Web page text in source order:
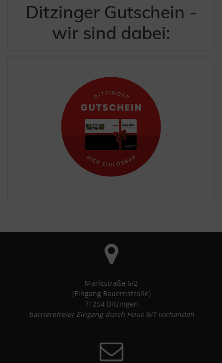
Ditzinger Gutschein -
wir sind dabei:
Marktstraße 6/2
(Eingang Bauernstraße)
71254 Ditzingen
barrierefreier Eingang durch Haus 6/1 vorhanden